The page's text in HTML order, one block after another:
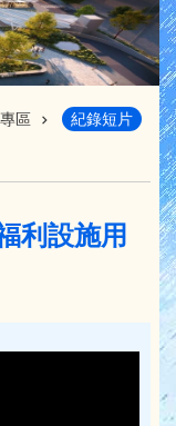
區 紀錄短片
利設施用